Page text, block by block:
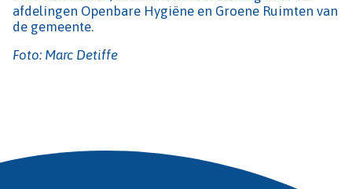
afdelingen Openbare Hygiëne en Groene Ruimten van
de gemeente.
Foto: Marc Detiffe